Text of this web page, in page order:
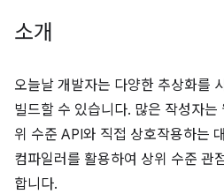
소개
오늘날 개발자는 다양한 추상화를
빌드할 수 있습니다. 많은 작성자
위 수준 API와 직접 상호작용하는
컴파일러를 활용하여 상위 수준 관
합니다.